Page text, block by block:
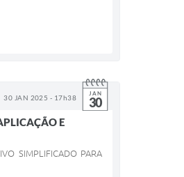
30 JAN 2025 - 17h38 JAN
30
E
SIMPLIFICADO PARA